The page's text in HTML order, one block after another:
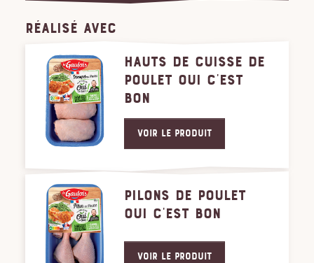
RÉALISÉ AVEC
HAUTS DE CUISSE DE
POULET OUI C'EST
BON
Voir le produit
PILONS DE POULET
OUI C'EST BON
Voir le produit